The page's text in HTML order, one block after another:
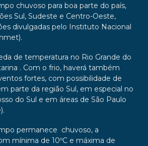
chuvoso para boa parte do país,
Sul, Sudeste e Centro-Oeste,
divulgadas pelo Instituto Nacional
de temperatura no Rio Grande do
. Com o frio, haverá também
fortes, com possibilidade de
parte da região Sul, em especial no
do Sul e em áreas de São Paulo
permanece chuvoso, a
mínima de 10ºC e máxima de